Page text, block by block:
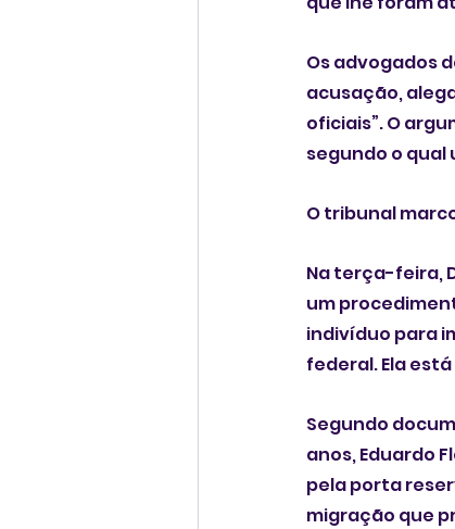
Os advogados
acusação,
oficiais”. O
segundo o qual
O tribunal
Na terça-feira,
um
indivíduo para
federal. Ela
Segundo
anos, Eduardo
pela porta
migração que